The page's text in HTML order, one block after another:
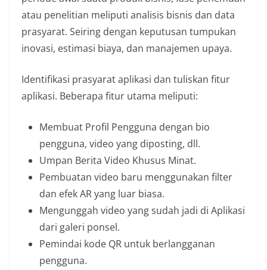
atau penelitian meliputi analisis bisnis dan data
prasyarat. Seiring dengan keputusan tumpukan
inovasi, estimasi biaya, dan manajemen upaya.
Identifikasi prasyarat aplikasi dan tuliskan fitur
aplikasi. Beberapa fitur utama meliputi:
Membuat Profil Pengguna dengan bio
pengguna, video yang diposting, dll.
Umpan Berita Video Khusus Minat.
Pembuatan video baru menggunakan filter
dan efek AR yang luar biasa.
Mengunggah video yang sudah jadi di Aplikasi
dari galeri ponsel.
Pemindai kode QR untuk berlangganan
pengguna.